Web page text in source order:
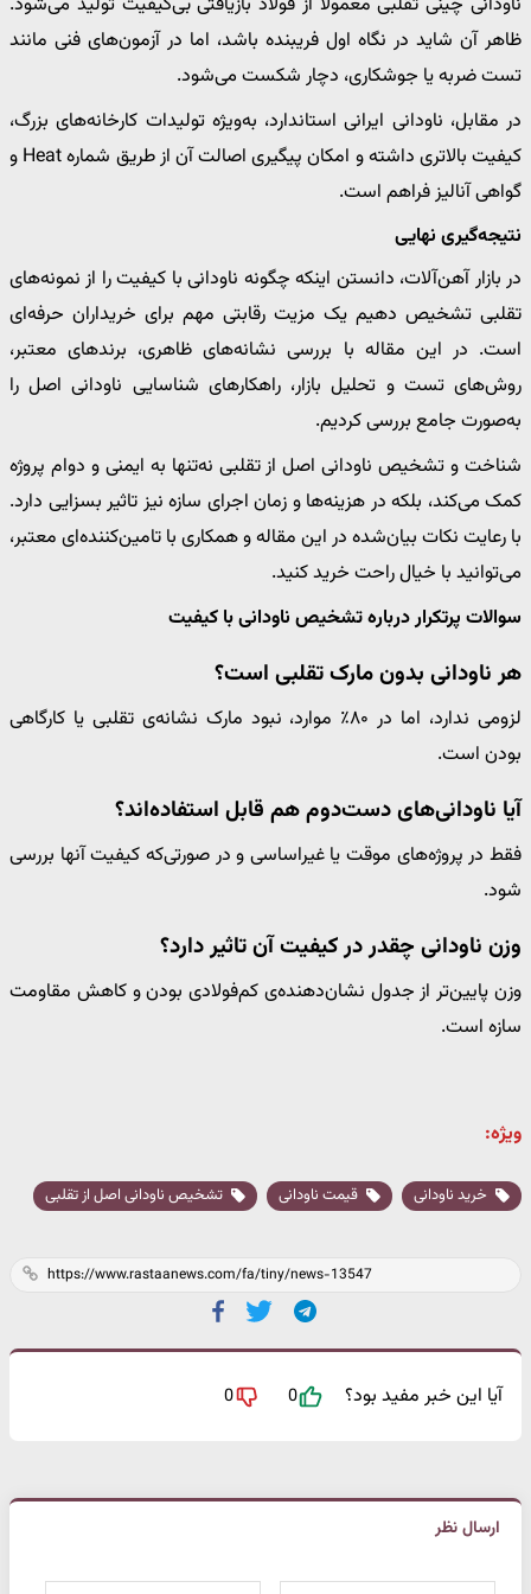
ظاهر آن شاید در نگاه اول فریبنده باشد، اما در آزمون‌های فنی مانند
تست ضربه یا جوشکاری، دچار شکست می‌شود.
در مقابل، ناودانی ایرانی استاندارد، به‌ویژه تولیدات کارخانه‌های بزرگ،
کیفیت بالاتری داشته و امکان پیگیری اصالت آن از طریق شماره Heat و
گواهی آنالیز فراهم است.
نتیجه‌گیری نهایی
در بازار آهن‌آلات، دانستن اینکه چگونه ناودانی با کیفیت را از نمونه‌های
تقلبی تشخیص دهیم یک مزیت رقابتی مهم برای خریداران حرفه‌ای
است. در این مقاله با بررسی نشانه‌های ظاهری، برندهای معتبر،
روش‌های تست و تحلیل بازار، راهکارهای شناسایی ناودانی اصل را
به‌صورت جامع بررسی کردیم.
شناخت و تشخیص ناودانی اصل از تقلبی نه‌تنها به ایمنی و دوام پروژه
کمک می‌کند، بلکه در هزینه‌ها و زمان اجرای سازه نیز تاثیر بسزایی دارد.
با رعایت نکات بیان‌شده در این مقاله و همکاری با تامین‌کننده‌ای معتبر،
می‌توانید با خیال راحت خرید کنید.
سوالات پرتکرار درباره تشخیص ناودانی با کیفیت
هر ناودانی بدون مارک تقلبی است؟
لزومی ندارد، اما در ۸۰٪ موارد، نبود مارک نشانه‌ی تقلبی یا کارگاهی
بودن است.
آیا ناودانی‌های دست‌دوم هم قابل استفاده‌اند؟
فقط در پروژه‌های موقت یا غیراساسی و در صورتی‌که کیفیت آنها بررسی
شود.
وزن ناودانی چقدر در کیفیت آن تاثیر دارد؟
وزن پایین‌تر از جدول نشان‌دهنده‌ی کم‌فولادی بودن و کاهش مقاومت
سازه است.
ویژه:
خرید ناودانی قیمت ناودانی تشخیص ناودانی اصل از تقلبی
آیا این خبر مفید بود؟ 0
0
ارسال نظر